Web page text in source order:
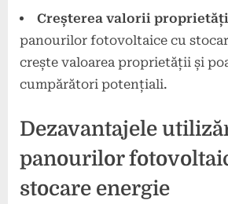
Creșterea valorii
panourilor fotovoltaice cu
crește valoarea proprietății și
cumpărători potențiali.
Dezavantajele
panourilor
stocare energie